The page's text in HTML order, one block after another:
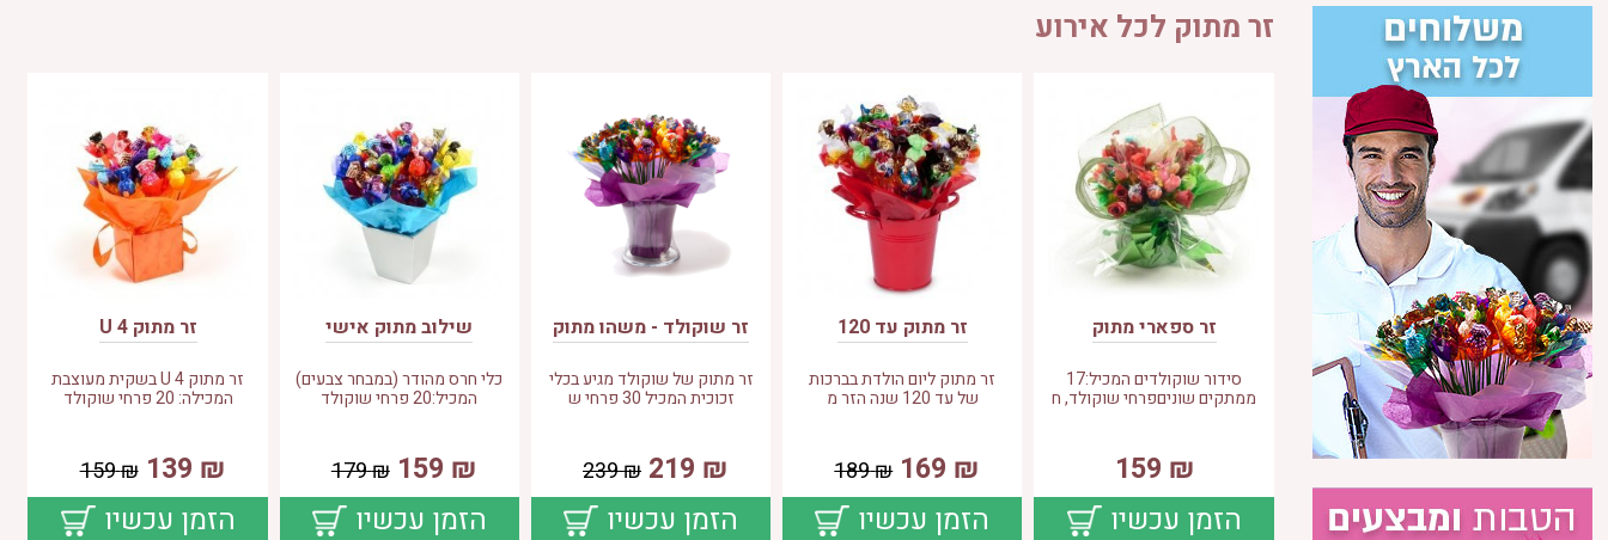
זר מתוק לכל אירוע
זר ספארי מתוק
סידור שוקולדים המכיל:17
ממתקים שוניםפרחי שוקולד, ח
₪
159
הזמן עכשיו
זר מתוק עד 120
זר מתוק ליום הולדת בברכות
של עד 120 שנה הזר מ
₪
169
₪
189
הזמן עכשיו
זר שוקולד - משהו מתוק
זר מתוק של שוקולד מגיע בכלי
זכוכית המכיל 30 פרחי ש
₪
219
₪
239
הזמן עכשיו
שילוב מתוק אישי
כלי חרס מהודר (במבחר צבעים)
המכיל:20 פרחי שוקולד
₪
159
₪
179
הזמן עכשיו
זר מתוק 4 U
זר מתוק 4 U בשקית מעוצבת
המכילה: 20 פרחי שוקולד
₪
139
₪
159
הזמן עכשיו